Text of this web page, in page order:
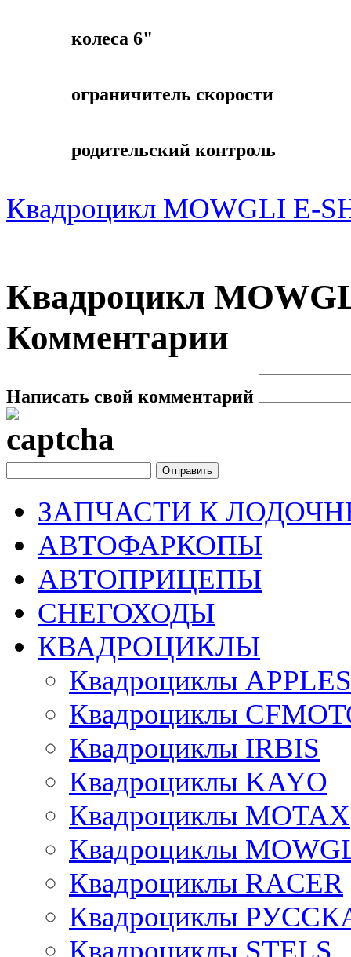
колеса 6"
ограничитель скорости
родительский контроль
Квадроцикл MOWGLI E-
Квадроцикл
Комментарии
Написать свой комментарий
ЗАПЧАСТИ К
АВТОФАРКОПЫ
АВТОПРИЦЕПЫ
СНЕГОХОДЫ
КВАДРОЦИКЛЫ
Квадроциклы
Квадроциклы
Квадроциклы IRBIS
Квадроциклы KAYO
Квадроциклы MOTAX
Квадроциклы
Квадроциклы RACER
Квадроциклы
Квадроциклы STELS